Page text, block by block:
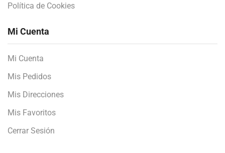
Política de Cookies
Mi Cuenta
Mi Cuenta
Mis Pedidos
Mis Direcciones
Mis Favoritos
Cerrar Sesión